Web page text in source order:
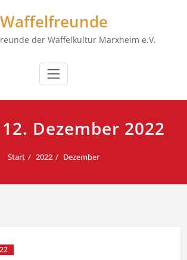
Waffelfreunde
der Waffelkultur Marxheim e.V.
Dezember 2022
Start 2022 Dezember